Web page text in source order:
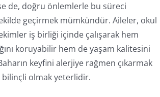
de, doğru önlemlerle bu süreci
geçirmek mümkündür. Aileler, okul
iş birliği içinde çalışarak hem
koruyabilir hem de yaşam kalitesini
keyfini alerjiye rağmen çıkarmak
bilinçli olmak yeterlidir.